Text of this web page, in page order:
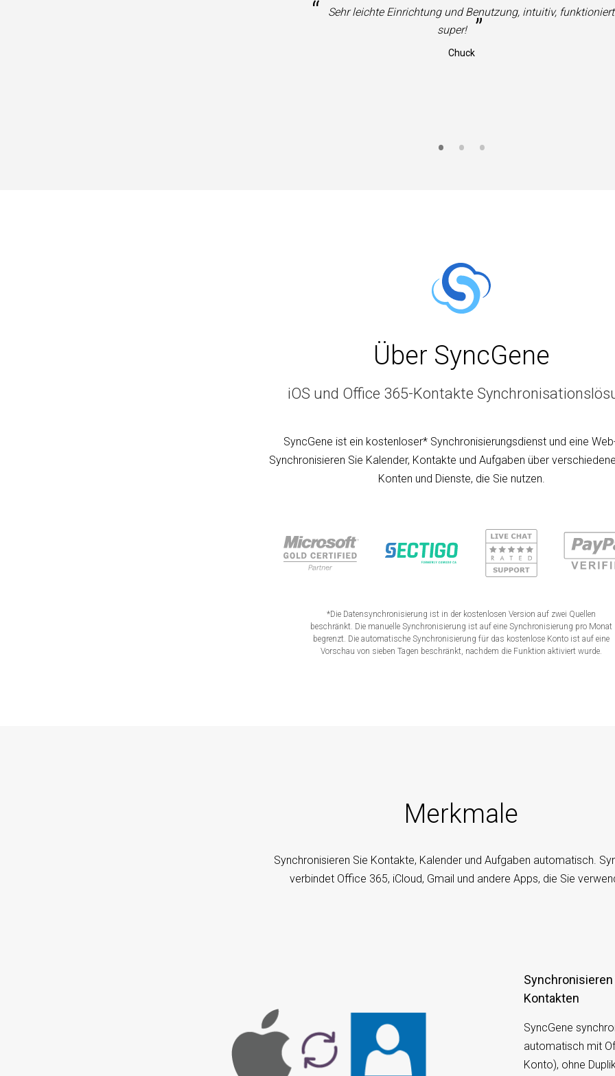
“ Großartiger Support. Großartiger Service! ”
Joseph
Über SyncGene
iOS und Office 365-Kontakte
SyncGene ist ein kostenloser* Synchronisierungsdienst und eine
Synchronisieren Sie Kalender, Kontakte und Aufgaben über
Konten und Dienste, die Sie nutzen.
*Die Datensynchronisierung ist in der kostenlosen Version auf zwei Quellen
beschränkt. Die manuelle Synchronisierung ist auf eine Synchronisierung pro Monat
begrenzt. Die automatische Synchronisierung für das kostenlose Konto ist auf eine
Vorschau von sieben Tagen beschränkt, nachdem die Funktion aktiviert wurde.
Merkmale
Synchronisieren Sie Kontakte, Kalender und Aufgaben automatisch.
verbindet Office 365, iCloud, Gmail und andere Apps, die Sie
Synchronisieren von iOS mit Office 365-
Kontakten
SyncGene
automatisch mit
Konto), ohne